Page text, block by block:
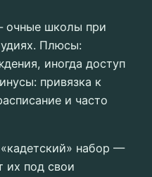
очные школы при
Плюсы:
иногда доступ
привязка к
и часто
набор —
их под свои